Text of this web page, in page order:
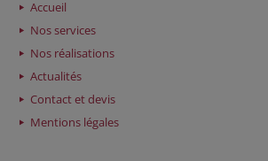
Accueil
Nos services
Nos réalisations
Actualités
Contact et devis
Mentions légales